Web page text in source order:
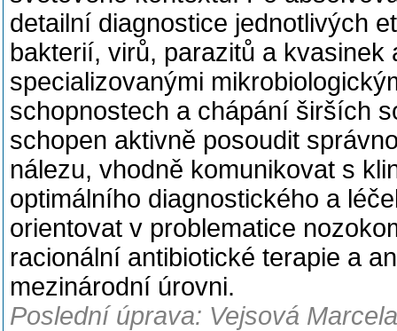
detailní diagnostice jednotlivých
bakterií, virů, parazitů a
specializovanými
schopnostech a chápání širších
schopen aktivně posoudit
nálezu, vhodně komunikovat s
optimálního diagnostického a
orientovat v problematice
racionální antibiotické terapie a
mezinárodní úrovni.
Poslední úprava: Vejsová